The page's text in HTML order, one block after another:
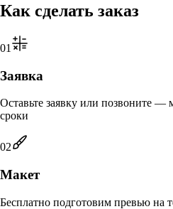
Как сделать заказ
01
Заявка
Оставьте заявку или позвоните —
сроки
02
Макет
Бесплатно подготовим превью на